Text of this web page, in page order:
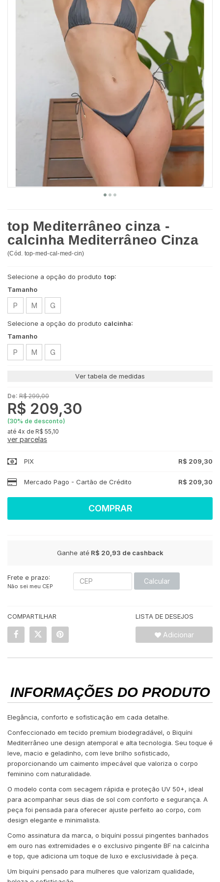
top Mediterrâneo cinza -
calcinha Mediterrâneo Cinza
(Cód. top-med-cal-med-cin)
Selecione a opção do produto top:
Tamanho
P M G
Selecione a opção do produto calcinha:
Tamanho
P M G
Ver tabela de medidas
De: R$ 299,00
R$ 209,30
(30% de desconto)
4x de R$ 55,10
ver parcelas
PIX R$ 209,30
Mercado Pago - Cartão de Crédito R$ 209,30
COMPRAR
Ganhe atéR$ 20,93 de cashback
Frete e prazo:
Não sei meu CEP
Calcular
COMPARTILHAR LISTA DE DESEJOS
Adicionar
INFORMAÇÕES DO PRODUTO
Elegância, conforto e sofisticação em cada detalhe.
Confeccionado em tecido premium biodegradável, o Biquíni
Mediterrâneo une design atemporal e alta tecnologia. Seu toque é
leve, macio e geladinho, com leve brilho sofisticado,
proporcionando um caimento impecável que valoriza o corpo
feminino com naturalidade.
O modelo conta com secagem rápida e proteção UV 50+, ideal
para acompanhar seus dias de sol com conforto e segurança. A
peça foi pensada para oferecer ajuste perfeito ao corpo, com
design elegante e minimalista.
Como assinatura da marca, o biquíni possui pingentes banhados
em ouro nas extremidades e o exclusivo pingente BF na calcinha
e top, que adiciona um toque de luxo e exclusividade à peça.
Um biquíni pensado para mulheres que valorizam qualidade,